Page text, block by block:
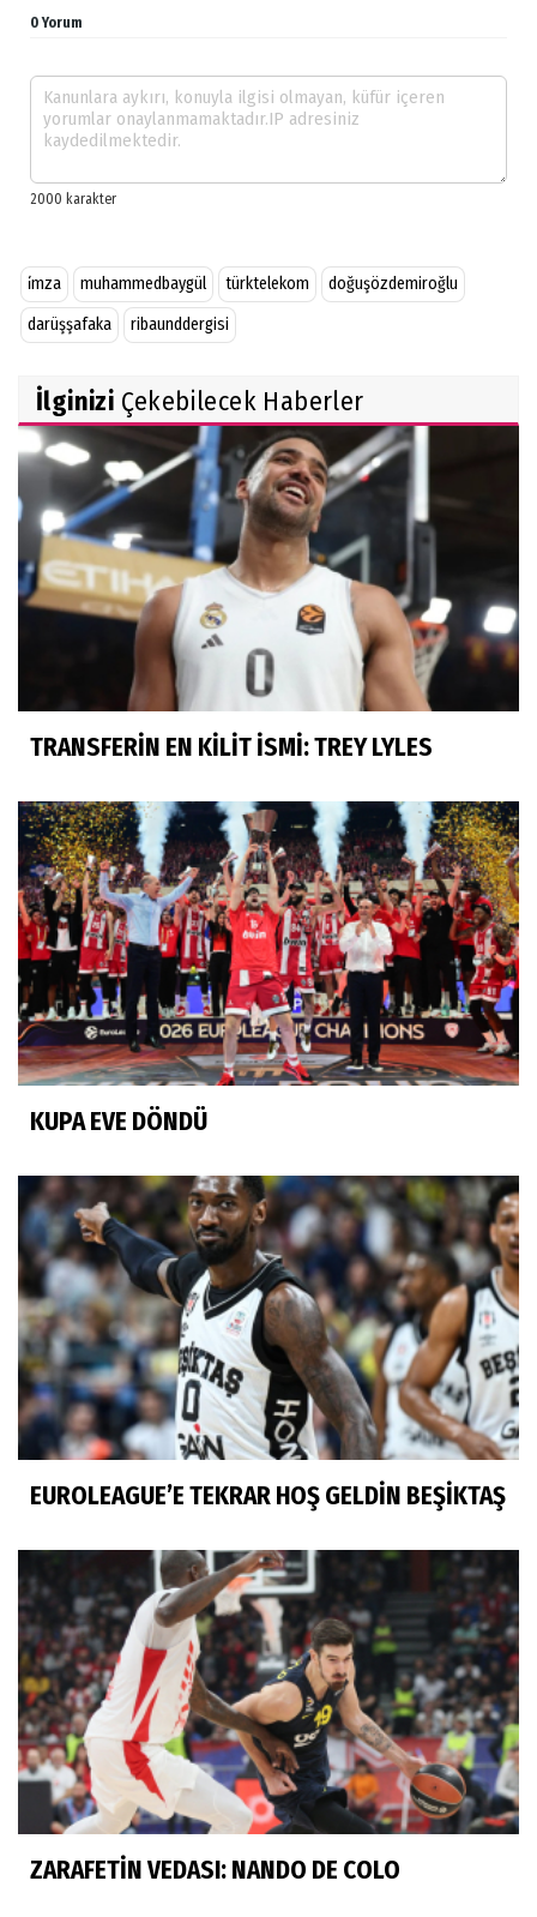
0 Yorum
i̇mza muhammedbaygül türktelekom
doğuşözdemiroğlu
darüşşafaka
ribaunddergisi
İlginizi Çekebilecek Haberler
TRANSFERİN EN KİLİT İSMİ: TREY LYLES
KUPA EVE DÖNDÜ
EUROLEAGUE’E TEKRAR HOŞ GELDİN BEŞİKTAŞ
ZARAFETİN VEDASI: NANDO DE COLO